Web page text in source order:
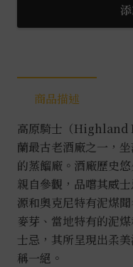
18
馬
數
量
商品描述
高原騎士（Highland
蘭最古老酒廠之一，
的蒸餾廠。酒廠歷史
親自參觀，品嚐其威
源和奧克尼特有泥煤
麥芽、當地特有的泥
士忌，其所呈現出柔
稱一絕。